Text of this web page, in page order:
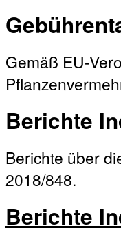
Gemäß EU-
Berichte
Berichte über
2018/848.
Berichte